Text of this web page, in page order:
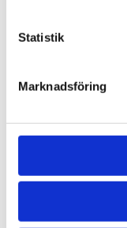
Statistik
Marknadsföring
Serviceavtal
en